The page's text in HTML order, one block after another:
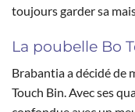
toujours garder sa
La poubelle Bo
Brabantia a décidé de
Touch Bin. Avec ses